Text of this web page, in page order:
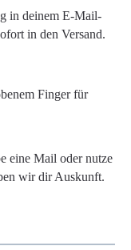
in deinem E-Mail-
in den Versand.
eine Mail oder nutze
wir dir Auskunft.